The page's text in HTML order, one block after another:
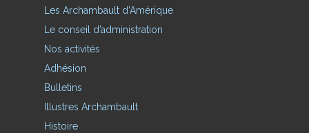
Les Archambault d’Amérique
Le conseil d’administration
Nos activités
Adhésion
Bulletins
Illustres Archambault
Histoire